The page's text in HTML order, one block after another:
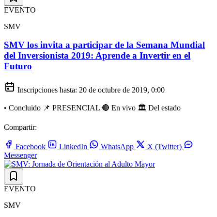
EVENTO
SMV
SMV los invita a participar de la Semana Mundial
del Inversionista 2019: Aprende a Invertir en el
Futuro
Inscripciones hasta: 20 de octubre de 2019, 0:00
• Concluido 📌 PRESENCIAL 🔴 En vivo 🏛️ Del estado
Compartir:
Facebook LinkedIn WhatsApp
X (Twitter)
Messenger
EVENTO
SMV